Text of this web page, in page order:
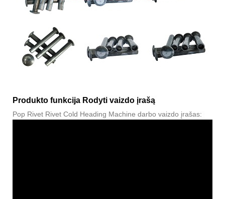
Produkto funkcija Rodyti vaizdo įrašą
Pop Rivet Rivet Cold Heading Machine darbo vaizdo įrašas: